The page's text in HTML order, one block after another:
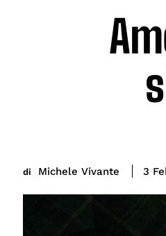
di Michele Vivante 3